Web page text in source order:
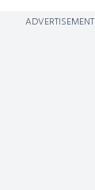
ADVERTISEMENT